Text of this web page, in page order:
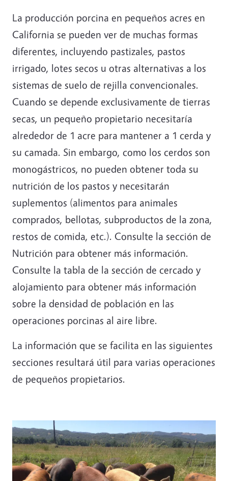
La producción porcina en pequeños acres en
California se pueden ver de muchas formas
diferentes, incluyendo pastizales, pastos
irrigado, lotes secos u otras alternativas a los
sistemas de suelo de rejilla convencionales.
Cuando se depende exclusivamente de tierras
secas, un pequeño propietario necesitaría
alrededor de 1 acre para mantener a 1 cerda y
su camada. Sin embargo, como los cerdos son
monogástricos, no pueden obtener toda su
nutrición de los pastos y necesitarán
suplementos (alimentos para animales
comprados, bellotas, subproductos de la zona,
restos de comida, etc.). Consulte la sección de
Nutrición para obtener más información.
Consulte la tabla de la sección de cercado y
alojamiento para obtener más información
sobre la densidad de población en las
operaciones porcinas al aire libre.
La información que se facilita en las siguientes
secciones resultará útil para varias operaciones
de pequeños propietarios.